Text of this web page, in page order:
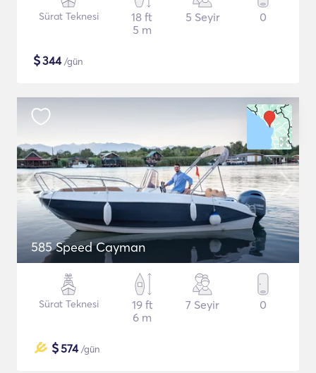
Sürat Teknesi
18 ft
5 m
5 Seyir 0
$344/gün
585 Speed Cayman
Sürat Teknesi
19 ft
6 m
7 Seyir 0
$574/gün